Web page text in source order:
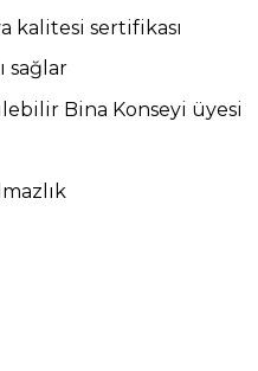
kalitesi sertifikası
sağlar
Bina Konseyi üyesi